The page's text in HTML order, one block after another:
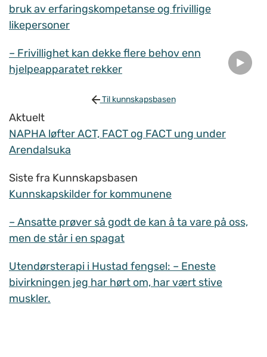
bruk av erfaringskompetanse og frivillige
likepersoner
– Frivillighet kan dekke flere behov enn
hjelpeapparatet rekker
Til kunnskapsbasen
Aktuelt
NAPHA løfter ACT, FACT og FACT ung under
Arendalsuka
Siste fra Kunnskapsbasen
Kunnskapskilder for kommunene
– Ansatte prøver så godt de kan å ta vare på oss,
men de står i en spagat
Utendørsterapi i Hustad fengsel: – Eneste
bivirkningen jeg har hørt om, har vært stive
muskler.